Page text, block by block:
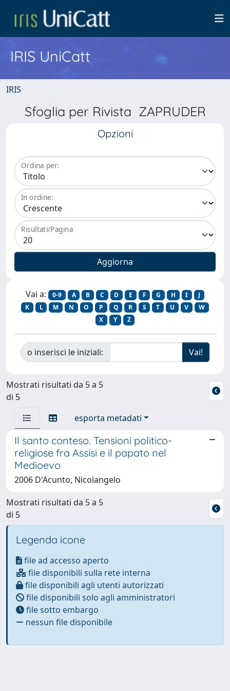
IRIS UniCatt
IRIS
Sfoglia per Rivista ZAPRUDER
Opzioni
Ordina per:
In ordine:
Risultati/Pagina
Vai a: 0-9 A B C D E F G H I
J
K
L M N O P Q R S T U V
W
X
Y Z
o inserisci le iniziali:
Mostrati risultati da 5 a 5
di 5
esporta metadati
Il santo conteso. Tensioni politico-
religiose fra Assisi e il papato nel
Medioevo
2006 D'Acunto, Nicolangelo
Mostrati risultati da 5 a 5
di 5
Legenda icone
file ad accesso aperto
file disponibili sulla rete interna
file disponibili agli utenti autorizzati
file disponibili solo agli amministratori
file sotto embargo
nessun file disponibile